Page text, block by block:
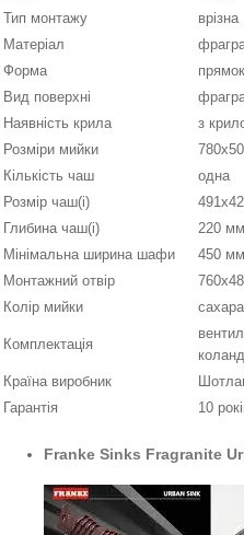
Тип монтажу
врізна
Матеріал
Форма
Вид поверхні
Наявність крила
з
Розміри мийки
Кількість чаш
одна
Розмір чаш(і)
Глибина чаш(і)
220 мм
Мінімальна ширина шафи
450 мм
Монтажний отвір
Колір мийки
сахара
Комплектація
Країна виробник
Гарантія
10
Franke Sinks Fragranite